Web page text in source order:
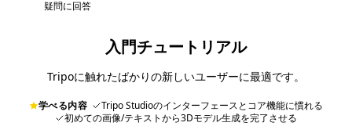
疑問に回答
入門チュートリアル
Tripoに触れたばかりの新しいユーザーに最適です。
学べる内容
Tripo Studioのインターフェースとコア機能に慣れる
初めての画像/テキストから3Dモデル生成を完了させる